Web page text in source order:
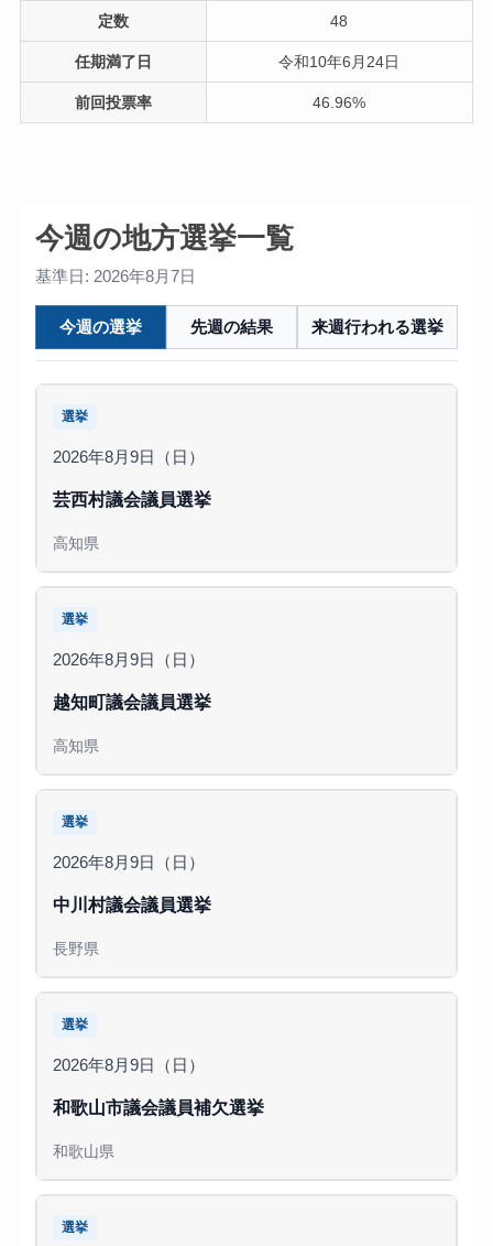
定数 48
任期満了日 令和10年6月24日
前回投票率 46.96%
今週の地方選挙一覧
基準日: 2026年8月7日
今週の選挙 先週の結果 来週行われる選挙
選挙
2026年8月9日（日）
芸西村議会議員選挙
高知県
選挙
2026年8月9日（日）
越知町議会議員選挙
高知県
選挙
2026年8月9日（日）
中川村議会議員選挙
長野県
選挙
2026年8月9日（日）
和歌山市議会議員補欠選挙
和歌山県
選挙